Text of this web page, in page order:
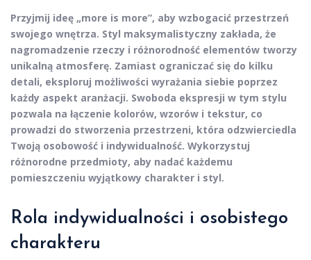
Przyjmij ideę „more is more”, aby wzbogacić przestrzeń
swojego wnętrza. Styl maksymalistyczny zakłada, że
nagromadzenie rzeczy i różnorodność elementów tworzy
unikalną atmosferę. Zamiast ograniczać się do kilku
detali, eksploruj możliwości wyrażania siebie poprzez
każdy aspekt aranżacji. Swoboda ekspresji w tym stylu
pozwala na łączenie kolorów, wzorów i tekstur, co
prowadzi do stworzenia przestrzeni, która odzwierciedla
Twoją osobowość i indywidualność. Wykorzystuj
różnorodne przedmioty, aby nadać każdemu
pomieszczeniu wyjątkowy charakter i styl.
Rola indywidualności i osobistego
charakteru